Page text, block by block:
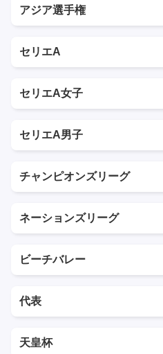
アジア選手権
セリエA
セリエA女子
セリエA男子
チャンピオンズリーグ
ネーションズリーグ
ビーチバレー
代表
天皇杯